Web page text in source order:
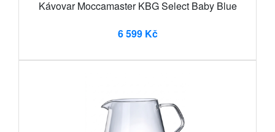
Kávovar Moccamaster KBG Select Baby Blue
6 599 Kč